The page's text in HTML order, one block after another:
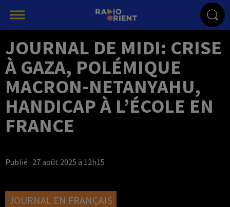
JOURNAL DE MIDI: CRISE
À GAZA, POLÉMIQUE
MACRON-NETANYAHU,
HANDICAP À L’ÉCOLE EN
FRANCE
Publié : 27 août 2025 à 12h15
JOURNAL EN FRANÇAIS